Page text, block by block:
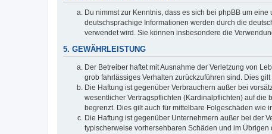
Du nimmst zur Kenntnis, dass es sich bei phpBB um eine
deutschsprachige Informationen werden durch die
verwendet wird. Sie können insbesondere die
5. GEWÄHRLEISTUNG
Der Betreiber haftet mit Ausnahme der Verletzung von
grob fahrlässiges Verhalten zurückzuführen sind. Dies
Die Haftung ist gegenüber Verbrauchern außer bei
wesentlicher Vertragspflichten (Kardinalpflichten) auf
begrenzt. Dies gilt auch für mittelbare Folgeschäden wie
Die Haftung ist gegenüber Unternehmern außer bei der
typischerweise vorhersehbaren Schäden und im